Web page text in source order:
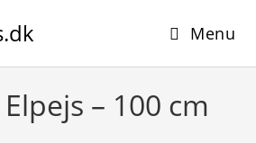
Menu
– 100 cm